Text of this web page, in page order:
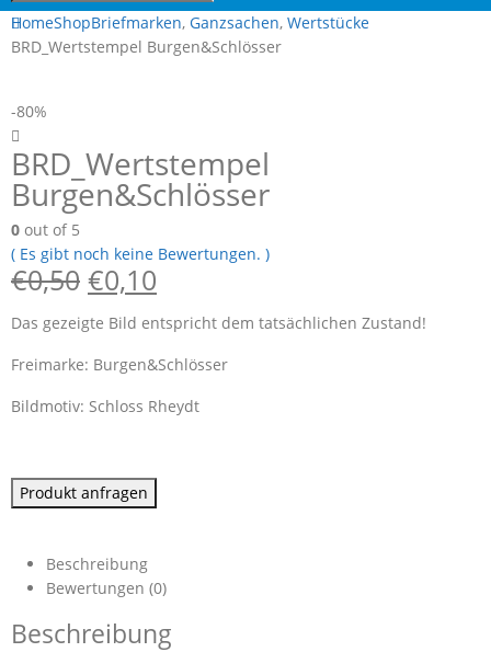
HomeShopBriefmarken, Ganzsachen, Wertstücke
BRD_Wertstempel Burgen&Schlösser
-80%
BRD_Wertstempel
Burgen&Schlösser
0 out of 5
( Es gibt noch keine Bewertungen. )
€0,50 €0,10
Das gezeigte Bild entspricht dem tatsächlichen Zustand!
Freimarke: Burgen&Schlösser
Bildmotiv: Schloss Rheydt
Produkt anfragen
Beschreibung
Bewertungen (0)
Beschreibung